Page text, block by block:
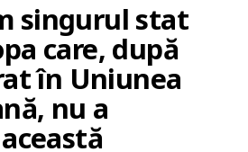
singurul stat
care, după
în Uniunea
nu a